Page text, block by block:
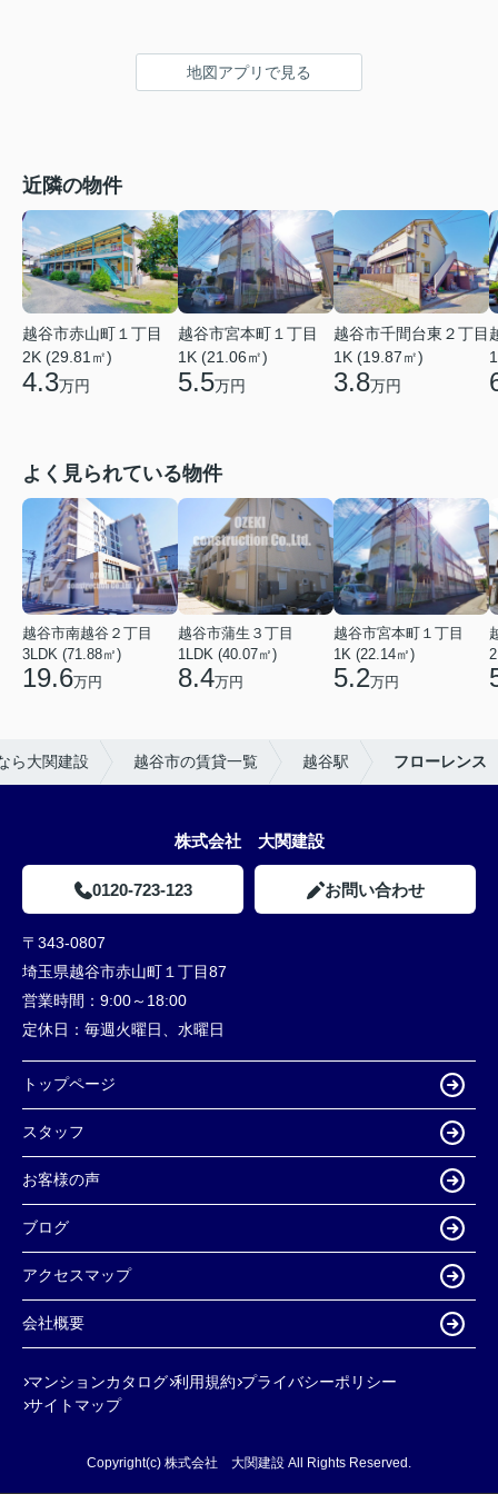
地図アプリで見る
近隣の物件
越谷市赤山町１丁目
2K (29.81㎡)
4.3万円
越谷市宮本町１丁目
1K (21.06㎡)
5.5万円
越谷市千間台東２丁目
1K (19.87㎡)
3.8万円
よく見られている物件
越谷市南越谷２丁目
3LDK (71.88㎡)
19.6万円
越谷市蒲生３丁目
1LDK (40.07㎡)
8.4万円
越谷市宮本町１丁目
1K (22.14㎡)
5.2万円
ら大関建設 越谷市の賃貸一覧 越谷駅 フローレンス
株式会社 大関建設
0120-723-123 お問い合わせ
〒343-0807
埼玉県越谷市赤山町１丁目87
営業時間： 9:00～18:00
定休日： 毎週火曜日、水曜日
トップページ
スタッフ
お客様の声
ブログ
アクセスマップ
会社概要
マンションカタログ 利用規約 プライバシーポリシー
サイトマップ
Copyright(c) 株式会社 大関建設 All Rights Reserved.